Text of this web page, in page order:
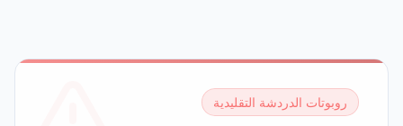
روبوتات الدردشة التقليدية